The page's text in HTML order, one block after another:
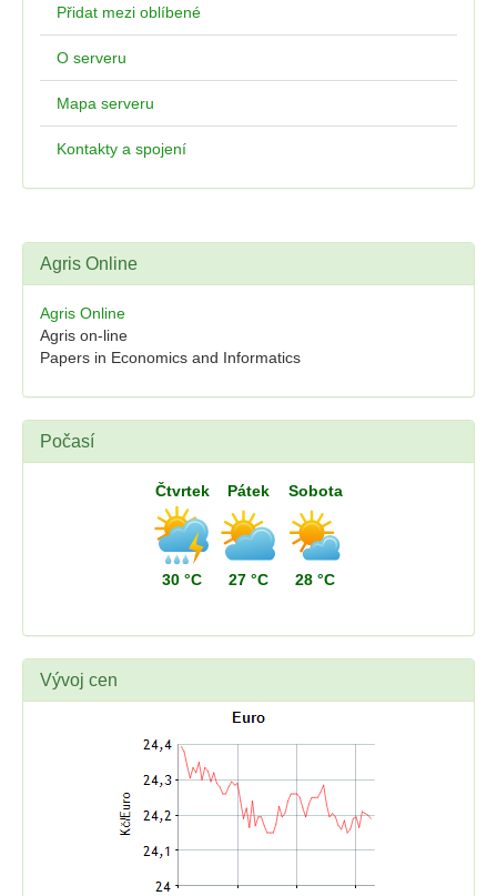
Přidat mezi oblíbené
O serveru
Mapa serveru
Kontakty a spojení
Agris Online
Agris Online
Agris on-line
Papers in Economics and Informatics
Počasí
Čtvrtek
30 °C
Pátek
27 °C
Sobota
28 °C
Vývoj cen